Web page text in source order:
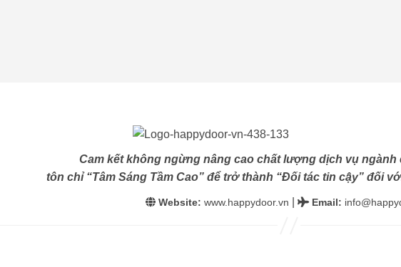
Cam kết không ngừng nâng cao chất lượng dịch vụ ngành
tôn chỉ “Tâm Sáng Tầm Cao” để trở thành “Đối tác tin cậy” đối
Website: www.happydoor.vn Email: